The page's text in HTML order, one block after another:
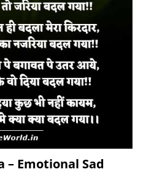
– Emotional Sad